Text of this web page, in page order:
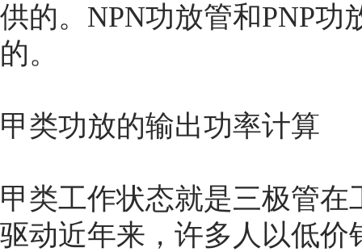
供的。NPN功放管和PNP
的。
甲类功放的输出功率计算
甲类工作状态就是三极管
驱动近年来，许多人以低价